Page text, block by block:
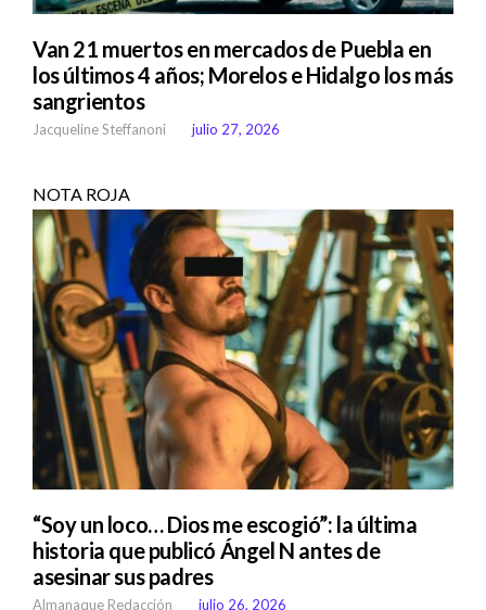
Van 21 muertos en mercados de Puebla en
los últimos 4 años; Morelos e Hidalgo los más
sangrientos
Jacqueline Steffanoni julio 27, 2026
NOTA ROJA
“Soy un loco… Dios me escogió”: la última
historia que publicó Ángel N antes de
asesinar sus padres
Almanaque Redacción julio 26, 2026